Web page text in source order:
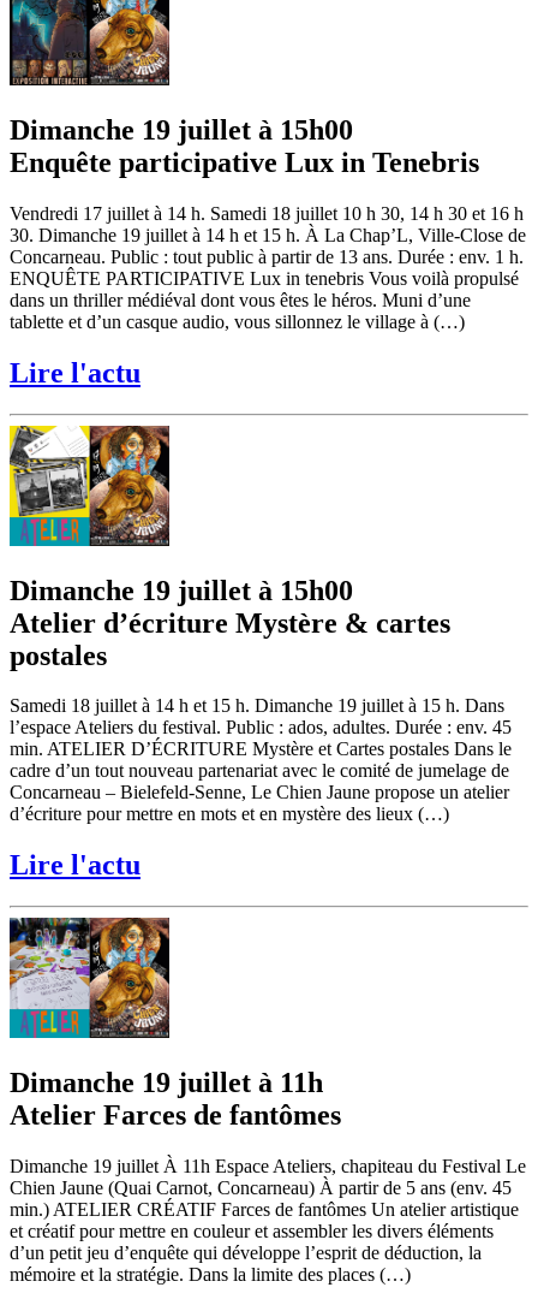
Dimanche 19 juillet à 15h00
Enquête participative Lux in Tenebris
Vendredi 17 juillet à 14 h. Samedi 18 juillet 10 h 30, 14 h 30 et 16 h
30. Dimanche 19 juillet à 14 h et 15 h. À La Chap’L, Ville-Close de
Concarneau. Public : tout public à partir de 13 ans. Durée : env. 1 h.
ENQUÊTE PARTICIPATIVE Lux in tenebris Vous voilà propulsé
dans un thriller médiéval dont vous êtes le héros. Muni d’une
tablette et d’un casque audio, vous sillonnez le village à (…)
Lire l'actu
Dimanche 19 juillet à 15h00
Atelier d’écriture Mystère & cartes
postales
Samedi 18 juillet à 14 h et 15 h. Dimanche 19 juillet à 15 h. Dans
l’espace Ateliers du festival. Public : ados, adultes. Durée : env. 45
min. ATELIER D’ÉCRITURE Mystère et Cartes postales Dans le
cadre d’un tout nouveau partenariat avec le comité de jumelage de
Concarneau – Bielefeld-Senne, Le Chien Jaune propose un atelier
d’écriture pour mettre en mots et en mystère des lieux (…)
Lire l'actu
Dimanche 19 juillet à 11h
Atelier Farces de fantômes
Dimanche 19 juillet À 11h Espace Ateliers, chapiteau du Festival Le
Chien Jaune (Quai Carnot, Concarneau) À partir de 5 ans (env. 45
min.) ATELIER CRÉATIF Farces de fantômes Un atelier artistique
et créatif pour mettre en couleur et assembler les divers éléments
d’un petit jeu d’enquête qui développe l’esprit de déduction, la
mémoire et la stratégie. Dans la limite des places (…)